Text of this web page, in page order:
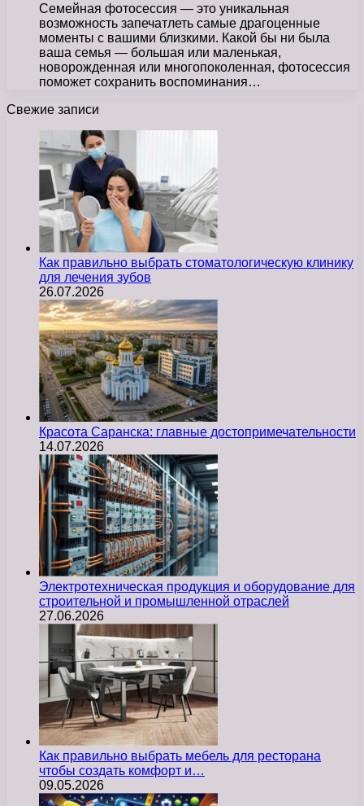
Семейная фотосессия — это уникальная
возможность запечатлеть самые драгоценные
моменты с вашими близкими. Какой бы ни была
ваша семья — большая или маленькая,
новорожденная или многопоколенная, фотосессия
поможет сохранить воспоминания…
Свежие записи
Как правильно выбрать стоматологическую клинику
для лечения зубов
26.07.2026
Красота Саранска: главные достопримечательности
14.07.2026
Электротехническая продукция и оборудование для
строительной и промышленной отраслей
27.06.2026
Как правильно выбрать мебель для ресторана
чтобы создать комфорт и…
09.05.2026